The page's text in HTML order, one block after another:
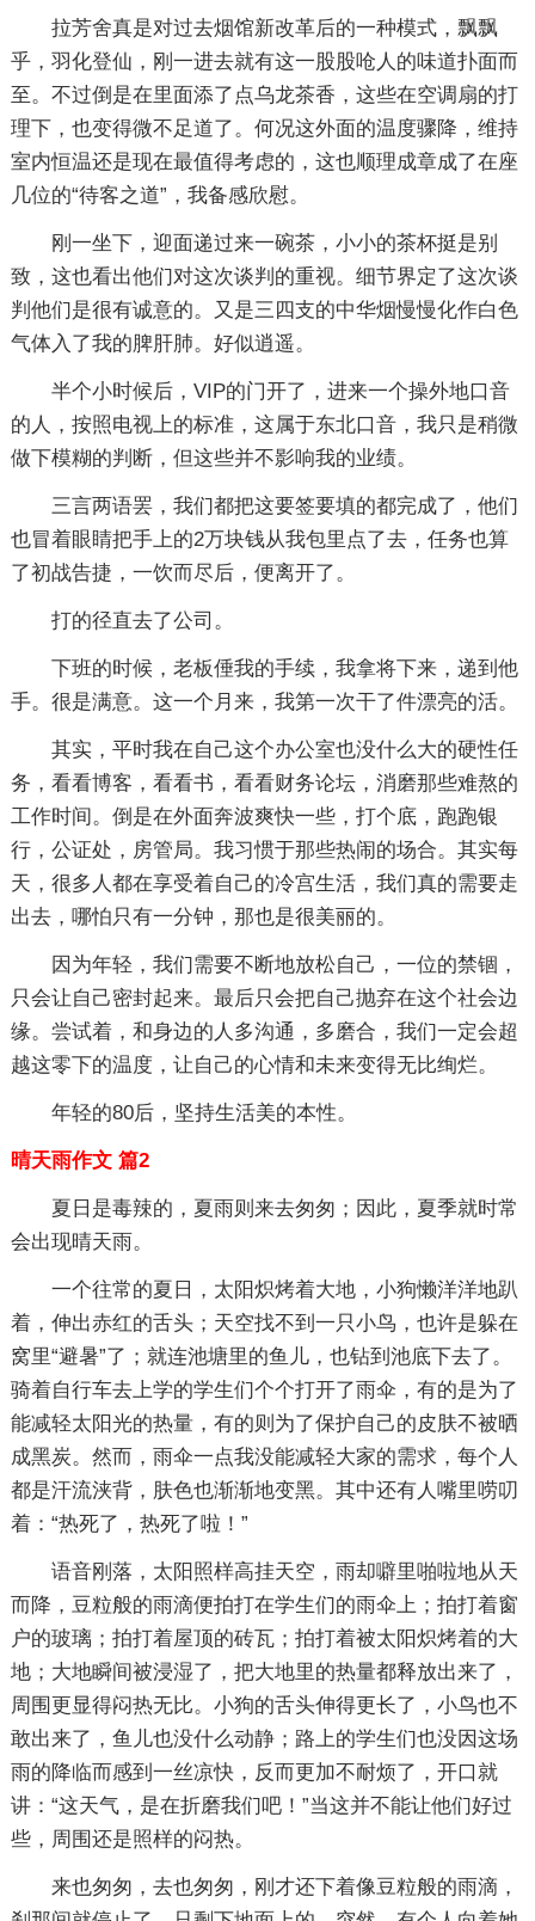
拉芳舍真是对过去烟馆新改革后的一种模式，飘飘
乎，羽化登仙，刚一进去就有这一股股呛人的味道扑面而
至。不过倒是在里面添了点乌龙茶香，这些在空调扇的打
理下，也变得微不足道了。何况这外面的温度骤降，维持
室内恒温还是现在最值得考虑的，这也顺理成章成了在座
几位的“待客之道”，我备感欣慰。
刚一坐下，迎面递过来一碗茶，小小的茶杯挺是别
致，这也看出他们对这次谈判的重视。细节界定了这次谈
判他们是很有诚意的。又是三四支的中华烟慢慢化作白色
气体入了我的脾肝肺。好似逍遥。
半个小时候后，VIP的门开了，进来一个操外地口音
的人，按照电视上的标准，这属于东北口音，我只是稍微
做下模糊的判断，但这些并不影响我的业绩。
三言两语罢，我们都把这要签要填的都完成了，他们
也冒着眼睛把手上的2万块钱从我包里点了去，任务也算
了初战告捷，一饮而尽后，便离开了。
打的径直去了公司。
下班的时候，老板倕我的手续，我拿将下来，递到他
手。很是满意。这一个月来，我第一次干了件漂亮的活。
其实，平时我在自己这个办公室也没什么大的硬性任
务，看看博客，看看书，看看财务论坛，消磨那些难熬的
工作时间。倒是在外面奔波爽快一些，打个底，跑跑银
行，公证处，房管局。我习惯于那些热闹的场合。其实每
天，很多人都在享受着自己的冷宫生活，我们真的需要走
出去，哪怕只有一分钟，那也是很美丽的。
因为年轻，我们需要不断地放松自己，一位的禁锢，
只会让自己密封起来。最后只会把自己抛弃在这个社会边
缘。尝试着，和身边的人多沟通，多磨合，我们一定会超
越这零下的温度，让自己的心情和未来变得无比绚烂。
年轻的80后，坚持生活美的本性。
晴天雨作文 篇2
夏日是毒辣的，夏雨则来去匆匆；因此，夏季就时常
会出现晴天雨。
一个往常的夏日，太阳炽烤着大地，小狗懒洋洋地趴
着，伸出赤红的舌头；天空找不到一只小鸟，也许是躲在
窝里“避暑”了；就连池塘里的鱼儿，也钻到池底下去了。
骑着自行车去上学的学生们个个打开了雨伞，有的是为了
能减轻太阳光的热量，有的则为了保护自己的皮肤不被晒
成黑炭。然而，雨伞一点我没能减轻大家的需求，每个人
都是汗流浃背，肤色也渐渐地变黑。其中还有人嘴里唠叨
着：“热死了，热死了啦！”
语音刚落，太阳照样高挂天空，雨却噼里啪啦地从天
而降，豆粒般的雨滴便拍打在学生们的雨伞上；拍打着窗
户的玻璃；拍打着屋顶的砖瓦；拍打着被太阳炽烤着的大
地；大地瞬间被浸湿了，把大地里的热量都释放出来了，
周围更显得闷热无比。小狗的舌头伸得更长了，小鸟也不
敢出来了，鱼儿也没什么动静；路上的学生们也没因这场
雨的降临而感到一丝凉快，反而更加不耐烦了，开口就
讲：“这天气，是在折磨我们吧！”当这并不能让他们好过
些，周围还是照样的闷热。
来也匆匆，去也匆匆，刚才还下着像豆粒般的雨滴，